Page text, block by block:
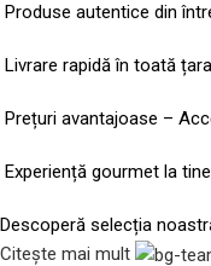
Produse autentice din
Livrare rapidă în toată
Prețuri avantajoase –
Experiență gourmet la
Descoperă selecția
Citește mai mult